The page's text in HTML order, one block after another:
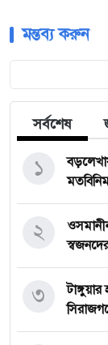
মন্তব্য করুন
সর্বশেষ
১
২
৩